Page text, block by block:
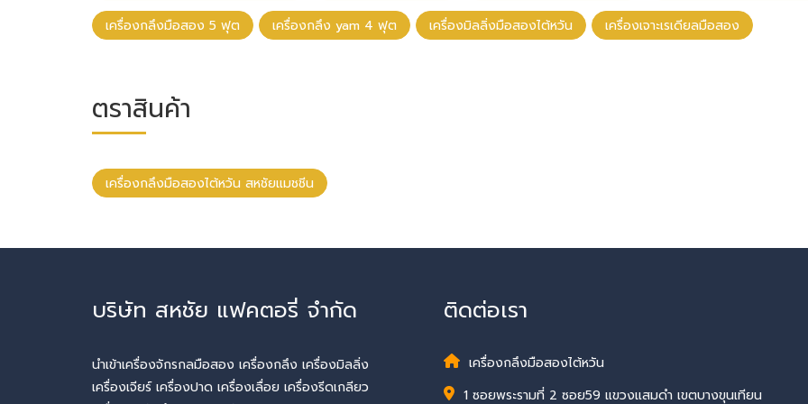
เครื่องกลึงมือสอง 5 ฟุต เครื่องกลึง yam 4 ฟุต เครื่องมิลลิ่งมือสองไต้หวัน เครื่องเจาะเรเดียลมือสอง
ตราสินค้า
เครื่องกลึงมือสองไต้หวัน สหชัยแมชชีน
บริษัท สหชัย แฟคตอรี่ จำกัด
นำเข้าเครื่องจักรกลมือสอง เครื่องกลึง เครื่องมิลลิ่ง
เครื่องเจียร์ เครื่องปาด เครื่องเลื่อย เครื่องรีดเกลียว
ติดต่อเรา
เครื่องกลึงมือสองไต้หวัน
1 ซอยพระรามที่ 2 ซอย59 แขวงแสมดำ เขตบางขุนเทียน